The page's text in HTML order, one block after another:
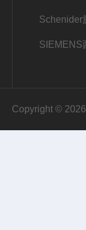
Schenider
SIEMENS
Copyright ©